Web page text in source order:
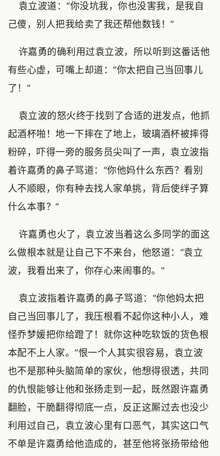
袁立波道：“你没坑我，你也没害我，是我自
己傻，别人把我给卖了我还帮他数钱！”
许嘉勇的确利用过袁立波，所以听到这番话他
有些心虚，可嘴上却道：“你太把自己当回事儿
了！”
袁立波的怒火终于找到了合适的迸发点，他抓
起酒杯啪！地一下摔在了地上，玻璃酒杯被摔得
粉碎，吓得一旁的服务员尖叫了一声，袁立波指
着许嘉勇的鼻子骂道：“你他妈什么东西？看别
人不顺眼，你有种去找人家单挑，背后使绊子算
什么本事？”
许嘉勇也火了，袁立波当着这么多同学的面这
么做根本就是让自己下不来台，他怒道：“袁立
波，我看出来了，你存心来闹事的。”
袁立波指着许嘉勇的鼻子骂道：“你他妈太把
自己当回事儿了，我压根看不起你这种小人，难
怪乔梦媛把你给蹬了！就你这种吃软饭的货色根
本配不上人家。”恨一个人其实很容易，袁立波
也不是那种头脑简单的家伙，他想得很透，共同
的仇恨能够让他和张扬走到一起，既然跟许嘉勇
翻脸，干脆翻得彻底一点，反正这厮过去也没少
利用过自己，袁立波心里有口恶气，其实这口气
不单是许嘉勇给他造成的，甚至他将张扬带给他